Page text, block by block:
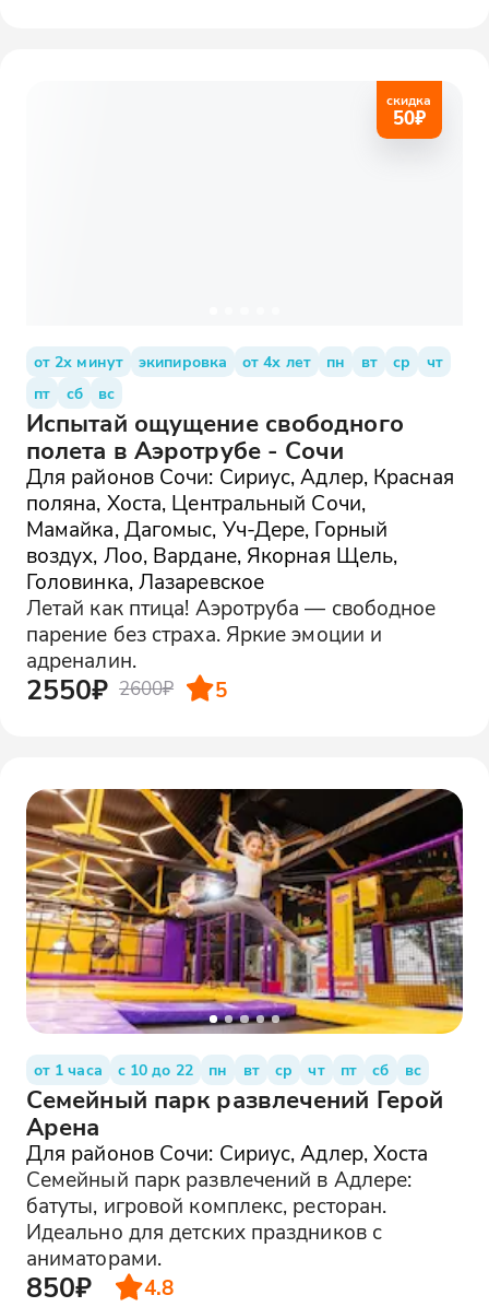
скидка
50₽
от 2х минут экипировка от 4х лет пн вт ср
чт
пт
сб вс
Испытай ощущение свободного
полета в Аэротрубе - Сочи
Для районов Сочи: Сириус, Адлер, Красная
поляна, Хоста, Центральный Сочи,
Мамайка, Дагомыс, Уч-Дере, Горный
воздух, Лоо, Вардане, Якорная Щель,
Головинка, Лазаревское
Летай как птица! Аэротруба — свободное
парение без страха. Яркие эмоции и
адреналин.
2550₽ 2600₽ 5
от 1 часа с 10 до 22 пн вт ср чт пт сб вс
Семейный парк развлечений Герой
Арена
Для районов Сочи: Сириус, Адлер, Хоста
Семейный парк развлечений в Адлере:
батуты, игровой комплекс, ресторан.
Идеально для детских праздников с
аниматорами.
850₽ 4.8